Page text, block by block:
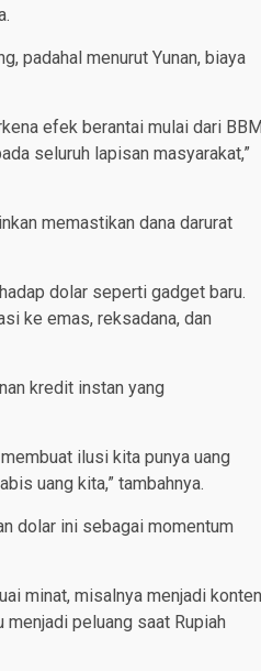
padahal menurut Yunan, biaya
efek berantai mulai dari
seluruh lapisan masyarakat,”
memastikan dana darurat
dolar seperti gadget baru.
ke emas, reksadana, dan
kredit instan yang
ilusi kita punya uang
uang kita,” tambahnya.
dolar ini sebagai momentum
minat, misalnya menjadi konten
peluang saat Rupiah